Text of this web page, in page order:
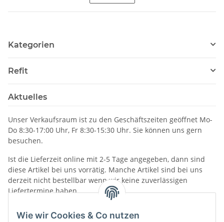
Wie wir Cookies & Co nutzen
Kategorien
Refit
Aktuelles
Unser Verkaufsraum ist zu den Geschäftszeiten geöffnet Mo-
Do 8:30-17:00 Uhr, Fr 8:30-15:30 Uhr. Sie können uns gern
besuchen.
Ist die Lieferzeit online mit 2-5 Tage angegeben, dann sind
diese Artikel bei uns vorrätig. Manche Artikel sind bei uns
derzeit nicht bestellbar wenn wir keine zuverlässigen
Liefertermine haben.